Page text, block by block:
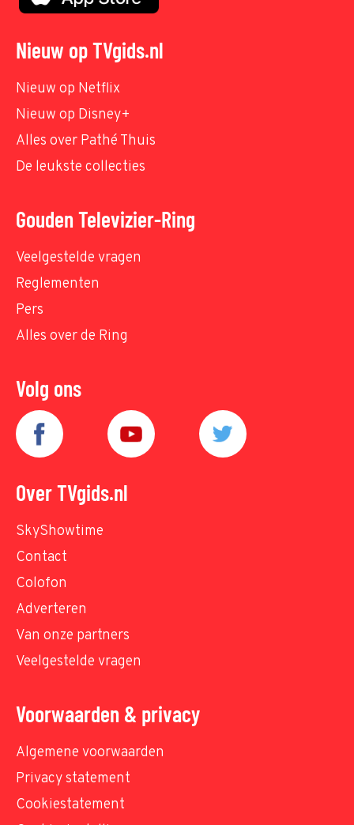
Nieuw op TVgids.nl
Nieuw op Netflix
Nieuw op Disney+
Alles over Pathé Thuis
De leukste collecties
Gouden Televizier-Ring
Veelgestelde vragen
Reglementen
Pers
Alles over de Ring
Volg ons
Over TVgids.nl
SkyShowtime
Contact
Colofon
Adverteren
Van onze partners
Veelgestelde vragen
Voorwaarden & privacy
Algemene voorwaarden
Privacy statement
Cookiestatement